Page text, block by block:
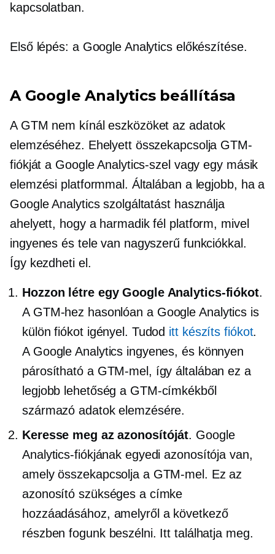
kapcsolatban.
Első lépés: a Google Analytics előkészítése.
A Google Analytics beállítása
A GTM nem kínál eszközöket az adatok
elemzéséhez. Ehelyett összekapcsolja GTM-
fiókját a Google Analytics-szel vagy egy másik
elemzési platformmal. Általában a legjobb, ha a
Google Analytics szolgáltatást használja
ahelyett, hogy a harmadik fél platform, mivel
ingyenes és tele van nagyszerű funkciókkal.
Így kezdheti el.
Hozzon létre egy Google Analytics-fiókot.
A GTM-hez hasonlóan a Google Analytics is
külön fiókot igényel. Tudod itt készíts fiókot.
A Google Analytics ingyenes, és könnyen
párosítható a GTM-mel, így általában ez a
legjobb lehetőség a GTM-címkékből
származó adatok elemzésére.
Keresse meg az azonosítóját. Google
Analytics-fiókjának egyedi azonosítója van,
amely összekapcsolja a GTM-mel. Ez az
azonosító szükséges a címke
hozzáadásához, amelyről a következő
részben fogunk beszélni. Itt találhatja meg.